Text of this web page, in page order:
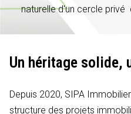
naturelle d'un cercle privé
Un héritage solide,
Depuis 2020, SIPA
structure des projets